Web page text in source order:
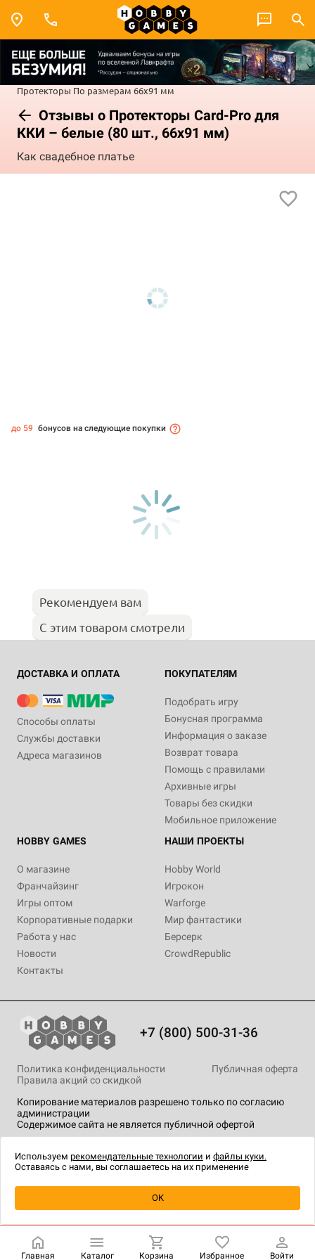
Протекторы По размерам 66x91 мм
Отзывы о Протекторы Card-Pro для
ККИ – белые (80 шт., 66x91 мм)
Как свадебное платье
Уведомить о наличии
до 59 бонусов на следующие покупки
Рекомендуем вам
С этим товаром смотрели
ДОСТАВКА И ОПЛАТА
Способы оплаты
Службы доставки
Адреса магазинов
ПОКУПАТЕЛЯМ
Подобрать игру
Бонусная программа
Информация о заказе
Возврат товара
Помощь с правилами
Архивные игры
Товары без скидки
Мобильное приложение
HOBBY GAMES
О магазине
Франчайзинг
Игры оптом
Корпоративные подарки
Работа у нас
Новости
Контакты
НАШИ ПРОЕКТЫ
Hobby World
Игрокон
Warforge
Мир фантастики
Берсерк
CrowdRepublic
+7 (800) 500-31-36
Копирование материалов разрешено только по согласию
администрации
Содержимое сайта не является публичной офертой
Политика конфиденциальности
Публичная оферта
Правила акций со скидкой
технологии.
Главная Каталог Корзина Избранное Войти
Используем рекомендательные технологии и файлы куки.
Оставаясь с нами, вы соглашаетесь на их применение
OK